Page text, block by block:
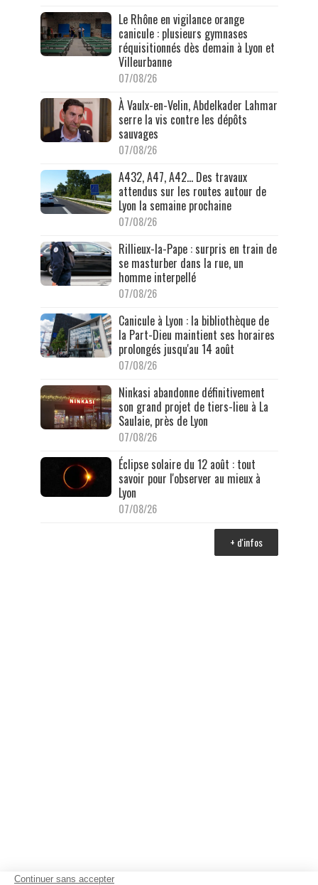
Le Rhône en vigilance orange
canicule : plusieurs gymnases
réquisitionnés dès demain à Lyon et
Villeurbanne
07/08/26
À Vaulx-en-Velin, Abdelkader Lahmar
serre la vis contre les dépôts
sauvages
07/08/26
A432, A47, A42… Des travaux
attendus sur les routes autour de
Lyon la semaine prochaine
07/08/26
Rillieux-la-Pape : surpris en train de
se masturber dans la rue, un
homme interpellé
07/08/26
Canicule à Lyon : la bibliothèque de
la Part-Dieu maintient ses horaires
prolongés jusqu'au 14 août
07/08/26
Ninkasi abandonne définitivement
son grand projet de tiers-lieu à La
Saulaie, près de Lyon
07/08/26
Éclipse solaire du 12 août : tout
savoir pour l'observer au mieux à
Lyon
07/08/26
+ d'infos